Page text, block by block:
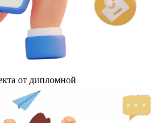
от дипломной